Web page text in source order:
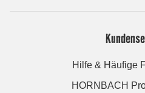
Hilfe & Häufige
HORNBACH